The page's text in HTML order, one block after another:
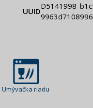
UUID
d5141998-b1c5-4c4e-9f2b-
9963d7108996
Umývačka riadu